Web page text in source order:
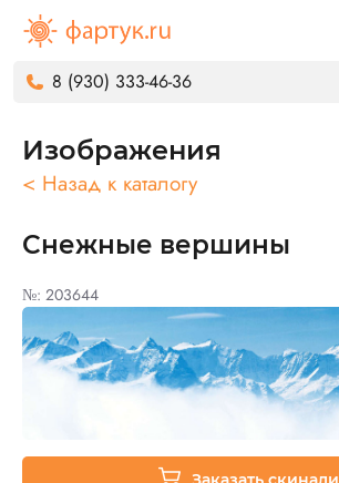
8 (930) 333-46-36
Изображения
< Назад к каталогу
Снежные вершины
№: 203644